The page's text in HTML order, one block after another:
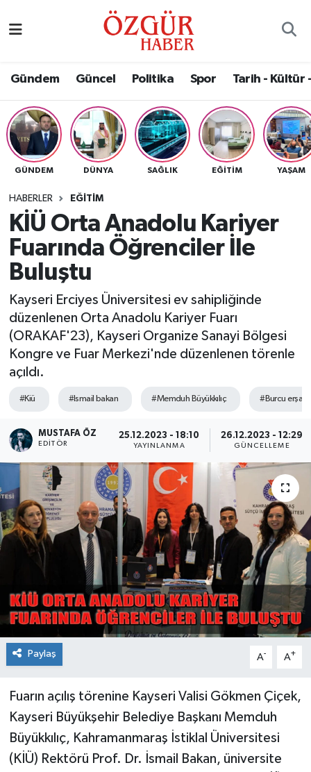
Gündem Güncel Politika Spor Tarih - Kültür
GÜNDEM DÜNYA SAĞLIK EĞITIM YAŞAM
HABERLER EĞITIM
KİÜ Orta Anadolu Kariyer
Fuarında Öğrenciler İle
Buluştu
Kayseri Erciyes Üniversitesi ev sahipliğinde
düzenlenen Orta Anadolu Kariyer Fuarı
(ORAKAF'23), Kayseri Organize Sanayi Bölgesi
Kongre ve Fuar Merkezi'nde düzenlenen törenle
açıldı.
#Kiü #Ismail bakan #Memduh Büyükkılıç #Burcu
MUSTAFA ÖZ
EDITÖR
25.12.2023 - 18:10
YAYINLANMA
26.12.2023 - 12:29
GÜNCELLEME
Paylaş A- A+
Fuarın açılış törenine Kayseri Valisi Gökmen Çiçek,
Kayseri Büyükşehir Belediye Başkanı Memduh
Büyükkılıç, Kahramanmaraş İstiklal Üniversitesi
(KİÜ) Rektörü Prof. Dr. İsmail Bakan, üniversite
Eğitim
Ekonomi
Güncel
Gündem
Magazin
Politika
Sağlık
Spor
Yaşam
Nöbetçi Eczaneler
Namaz Vakitleri
Trafik Durumu
Süper Lig Puan Durumu ve Fikstür
Tüm Manşetler
Son Dakika Haberleri
Haber Arşivi